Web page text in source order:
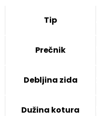
Tip
Prečnik
Debljina zida
Dužina kotura